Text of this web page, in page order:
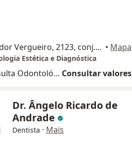
Avenida Senador Vergueiro, 2123, conj. 503 - Edifício Marco Zero Tower, São Bernardo do Campo • Mapa
Estética e Diagnóstica
Primeira consulta Odontológica Consultar valores
Dr. Ângelo Ricardo de
Andrade
Dentista · Mais